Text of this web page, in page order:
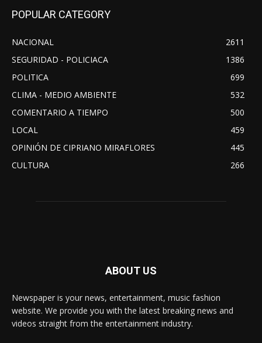
POPULAR CATEGORY
NACIONAL
2611
SEGURIDAD - POLICIACA
1386
POLITICA
699
CLIMA - MEDIO AMBIENTE
532
COMENTARIO A TIEMPO
500
LOCAL
459
OPINIÓN DE CIPRIANO MIRAFLORES
445
CULTURA
266
ABOUT US
Newspaper is your news, entertainment, music fashion
website. We provide you with the latest breaking news and
videos straight from the entertainment industry.